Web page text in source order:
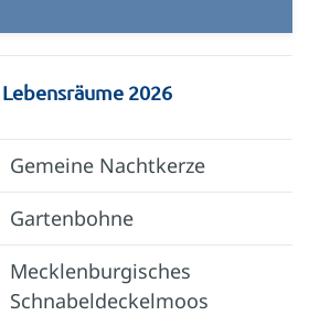
2026
Gemeine Nachtkerze
Gartenbohne
Mecklenburgisches
Schnabeldeckelmoos